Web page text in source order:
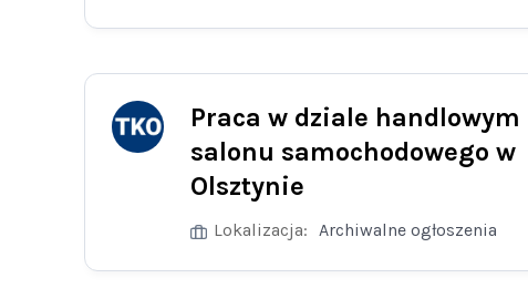
Praca w dziale handlowym
salonu samochodowego w
Olsztynie
Lokalizacja: Archiwalne ogłoszenia